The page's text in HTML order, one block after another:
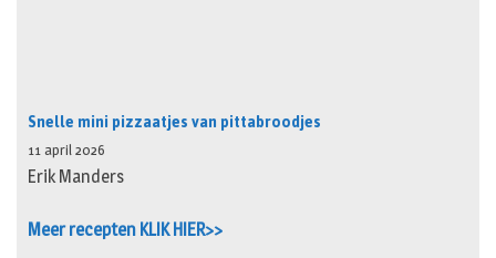
Snelle mini pizzaatjes van pittabroodjes
11 april 2026
Erik Manders
Meer recepten KLIK HIER>>